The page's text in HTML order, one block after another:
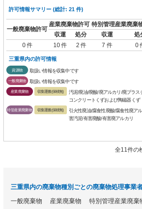
許可情報サマリー (総計: 21 件)
一般廃棄物許可
産業廃棄物許可 特別管理産業廃棄
収運
処分 収運 処
0 件
10 件 2 件 7 件 0
三重県内の許可情報
資源物 取扱い情報を収集中です
一般廃棄物 取扱い情報を収集中です
産業廃棄物 収集運搬(保積無)
汚泥/廃油/廃酸/廃アルカリ/廃プラス
コンクリートくずおよび陶磁器くず
特管産業廃棄物 収集運搬(保積無)
引火性廃油/腐食性廃酸/腐食性廃ア
害汚泥/有害廃酸/有害廃アルカリ
全11件の
三重県内の廃棄物種別ごとの廃棄物処理事業
一般廃棄物 産業廃棄物 特別管理産業廃棄